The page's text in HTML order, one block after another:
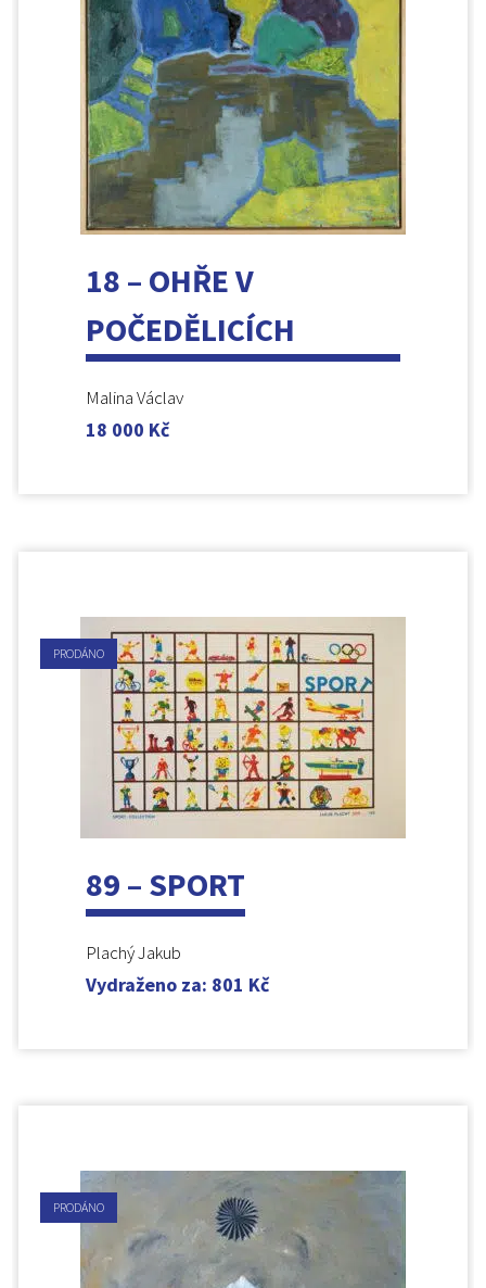
18 – OHŘE V
POČEDĚLICÍCH
Malina Václav
18 000 Kč
PRODÁNO
89 – SPORT
Plachý Jakub
Vydraženo za: 801 Kč
PRODÁNO